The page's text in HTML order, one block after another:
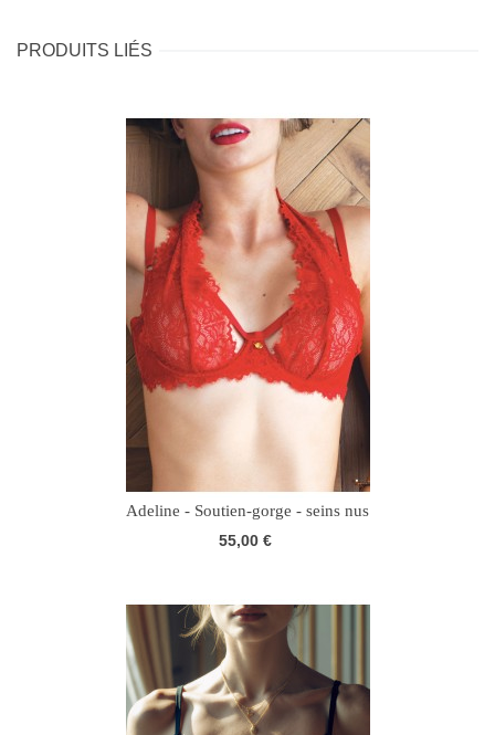
PRODUITS LIÉS
Adeline - Soutien-gorge - seins nus
55,00 €